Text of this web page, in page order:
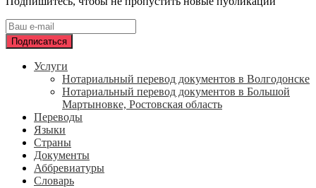
Услуги
Нотариальный перевод документов в Волгодонске
Нотариальный перевод документов в Большой
Мартыновке, Ростовская область
Переводы
Языки
Страны
Документы
Аббревиатуры
Словарь